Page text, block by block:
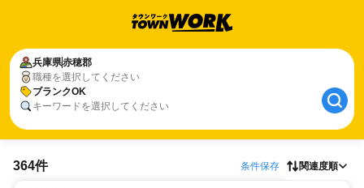
兵庫県赤穂郡
職種を選択してください
ブランクOK
キーワードを選択してください
364件 条件保存 関連度順